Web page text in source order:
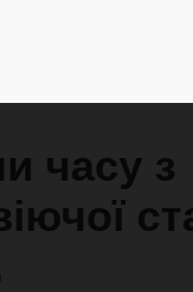
часу з